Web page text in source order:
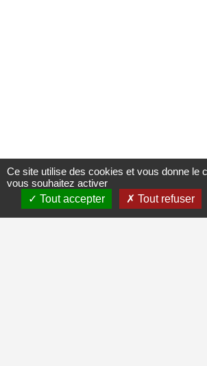
Ce site utilise des cookies et vous donne le
vous souhaitez activer
Tout accepter
Tout refuser